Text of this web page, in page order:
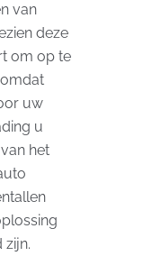
van
deze
om op te
omdat
uw
u
het
zijn.